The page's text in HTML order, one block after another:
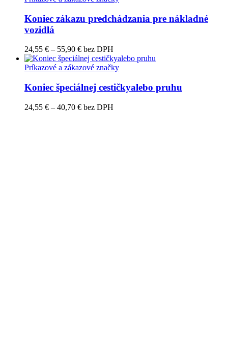
Koniec zákazu predchádzania pre nákladné
vozidlá
24,55 € – 55,90 €Price
range:
24,55 €
55,90 €
bez DPH
Príkazové a zákazové značky
Koniec špeciálnej cestičkyalebo pruhu
24,55 € – 40,70 €Price
bez DPH